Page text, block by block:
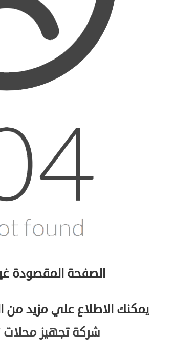
الصفحة المقصودة
يمكنك الاطلاع علي مزيد
شركة تجهيز محلات